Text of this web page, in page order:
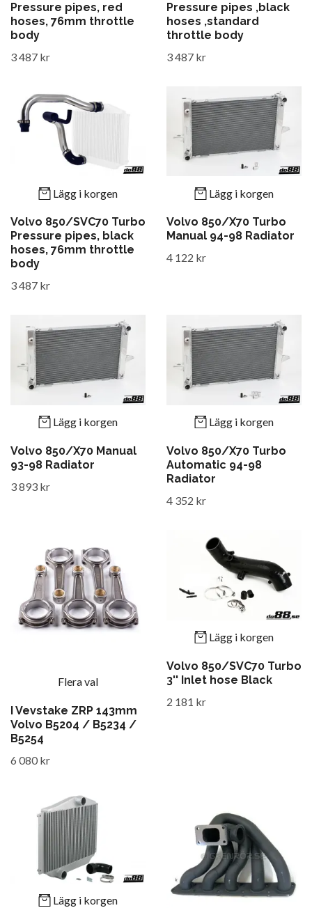
Pressure pipes, red
hoses, 76mm throttle
body
3 487 kr
Pressure pipes ,black
hoses ,standard
throttle body
3 487 kr
Lägg i korgen
Volvo 850/SVC70 Turbo
Pressure pipes, black
hoses, 76mm throttle
body
3 487 kr
Lägg i korgen
Volvo 850/X70 Turbo
Manual 94-98 Radiator
4 122 kr
Lägg i korgen
Volvo 850/X70 Manual
93-98 Radiator
3 893 kr
Lägg i korgen
Volvo 850/X70 Turbo
Automatic 94-98
Radiator
4 352 kr
Flera val
I Vevstake ZRP 143mm
Volvo B5204 / B5234 /
B5254
6 080 kr
Lägg i korgen
Volvo 850/SVC70 Turbo
3'' Inlet hose Black
2 181 kr
Lägg i korgen